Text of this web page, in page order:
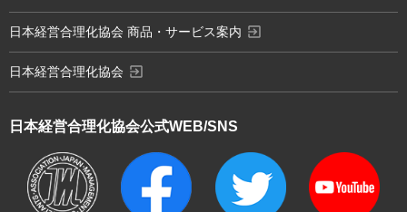
日本経営合理化協会公式WEB/SNS
日本経営合理化協会 商品・サービス案内 exit_to_app
日本経営合理化協会 exit_to_app